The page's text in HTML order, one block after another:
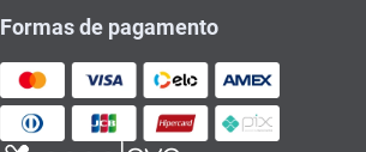
Formas de pagamento